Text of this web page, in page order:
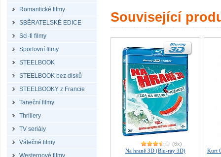
Romantické filmy
SBĚRATELSKÉ EDICE
Sci-fi filmy
Sportovní filmy
STEELBOOK
STEELBOOK bez disků
STEELBOOKY z Francie
Taneční filmy
Thrillery
TV seriály
Válečné filmy
Westernové filmy
Související
(6x)
Na hraně 3D (Blu-ray 3D)
Kurt